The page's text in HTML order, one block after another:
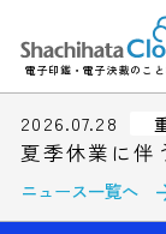
電子印鑑・電子決裁のこと
2026.07.28
夏季休業に伴
ニュース一覧へ